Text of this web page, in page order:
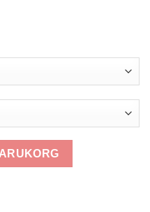
Sjödén Outlet mängd